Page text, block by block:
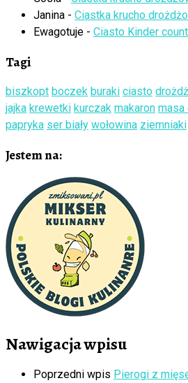
Janina - Ciastka krucho
Ewagotuje - Ciasto Kinder
Tagi
biszkopt boczek buraki ciasto
jajka krewetki kurczak makaron masa
papryka ser biały wołowina ziemniaki
Jestem na:
Nawigacja wpisu
Poprzedni wpis Pierogi z